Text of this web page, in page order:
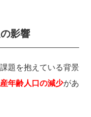
影響
題を抱えている背景
年齢人口の減少があ